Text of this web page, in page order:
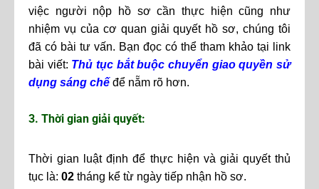
việc người nộp hồ sơ cần thực hiện cũng như
nhiệm vụ của cơ quan giải quyết hồ sơ, chúng tôi
đã có bài tư vấn. Bạn đọc có thể tham khảo tại link
bài viết: Thủ tục bắt buộc chuyển giao quyền sử
dụng sáng chế để nẵm rõ hơn.
3. Thời gian giải quyết:
Thời gian luật định để thực hiện và giải quyết thủ
tục là: 02 tháng kể từ ngày tiếp nhận hồ sơ.